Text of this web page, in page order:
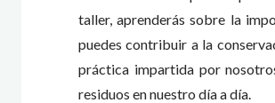
taller, aprenderás sobre la
puedes contribuir a la
práctica impartida por
residuos en nuestro día a día.